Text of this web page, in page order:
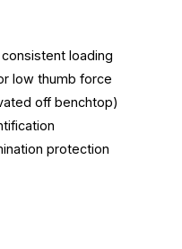
loading
low thumb force
off benchtop)
protection